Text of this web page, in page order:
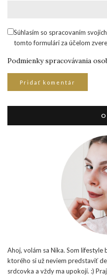
Súhlasím so spracovaním
tomto formulári za účelom
Podmienky spracovávania
O
Ahoj, volám sa Nika. Som lifestyle
ktorého si už neviem predstaviť
srdcovka a vždy ma upokojí. :)